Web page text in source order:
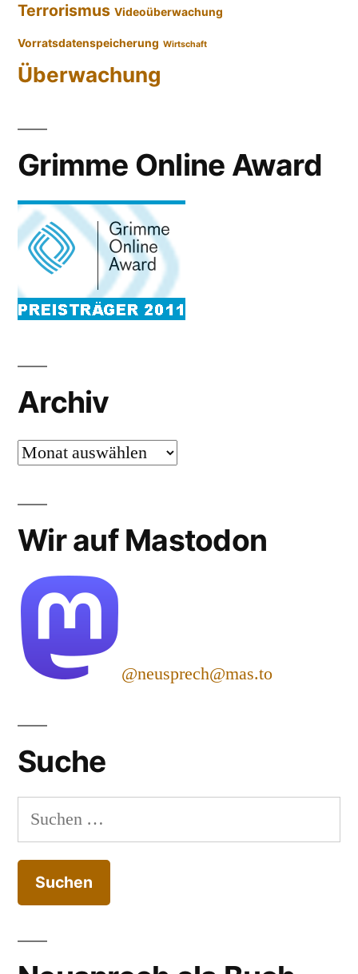
Terrorismus Videoüberwachung
Vorratsdatenspeicherung Wirtschaft
Überwachung
Grimme Online Award
Archiv
Archiv
Wir auf Mastodon
@neusprech@mas.to
Suche
Suchen
nach: